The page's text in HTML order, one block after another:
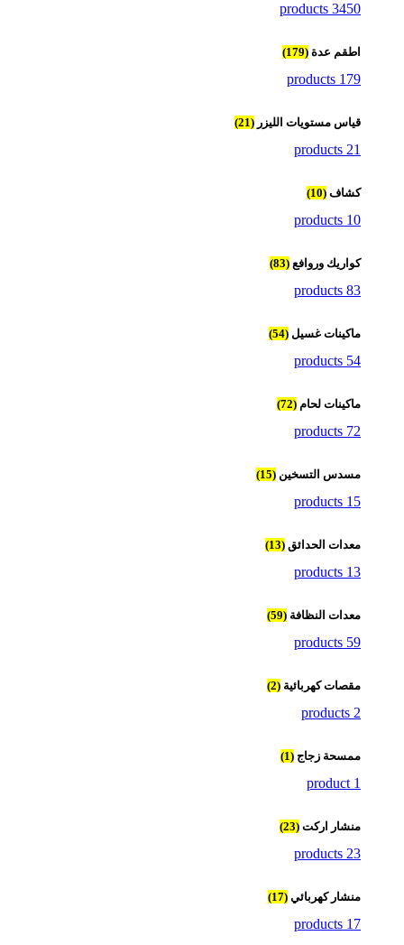
3450 products
اطقم عدة (179)
179 products
قياس مستويات الليزر (21)
21 products
كشاف (10)
10 products
كواريك وروافع (83)
83 products
ماكينات غسيل (54)
54 products
ماكينات لحام (72)
72 products
مسدس التسخين (15)
15 products
معدات الحدائق (13)
13 products
معدات النظافة (59)
59 products
مقصات كهربائية (2)
2 products
ممسحة زجاج (1)
1 product
منشار اركت (23)
23 products
منشار كهربائي (17)
17 products